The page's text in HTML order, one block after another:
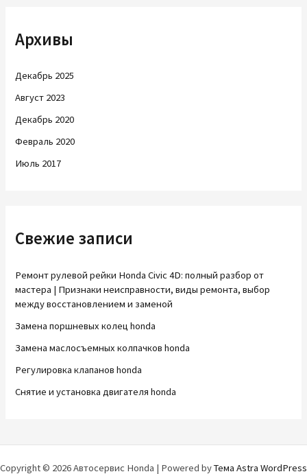
к
Архивы
Декабрь 2025
Август 2023
Декабрь 2020
Февраль 2020
Июль 2017
Свежие записи
Ремонт рулевой рейки Honda Civic 4D: полный разбор от
мастера | Признаки неисправности, виды ремонта, выбор
между восстановлением и заменой
Замена поршневых колец honda
Замена маслосъемных колпачков honda
Регулировка клапанов honda
Снятие и установка двигателя honda
Copyright © 2026 Автосервис Honda | Powered byТема Astra WordPress